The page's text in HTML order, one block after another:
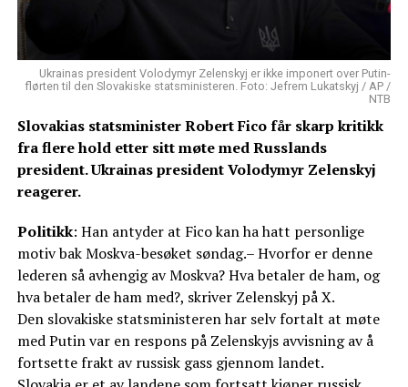
Ukrainas president Volodymyr Zelenskyj er ikke imponert over Putin-
flørten til den Slovakiske statsministeren. Foto: Jefrem Lukatskyj / AP /
NTB
Slovakias statsminister Robert Fico får skarp kritikk
fra flere hold etter sitt møte med Russlands
president. Ukrainas president Volodymyr Zelenskyj
reagerer.
Politikk: Han antyder at Fico kan ha hatt personlige
motiv bak Moskva-besøket søndag.– Hvorfor er denne
lederen så avhengig av Moskva? Hva betaler de ham, og
hva betaler de ham med?, skriver Zelenskyj på X.
Den slovakiske statsministeren har selv fortalt at møte
med Putin var en respons på Zelenskyjs avvisning av å
fortsette frakt av russisk gass gjennom landet.